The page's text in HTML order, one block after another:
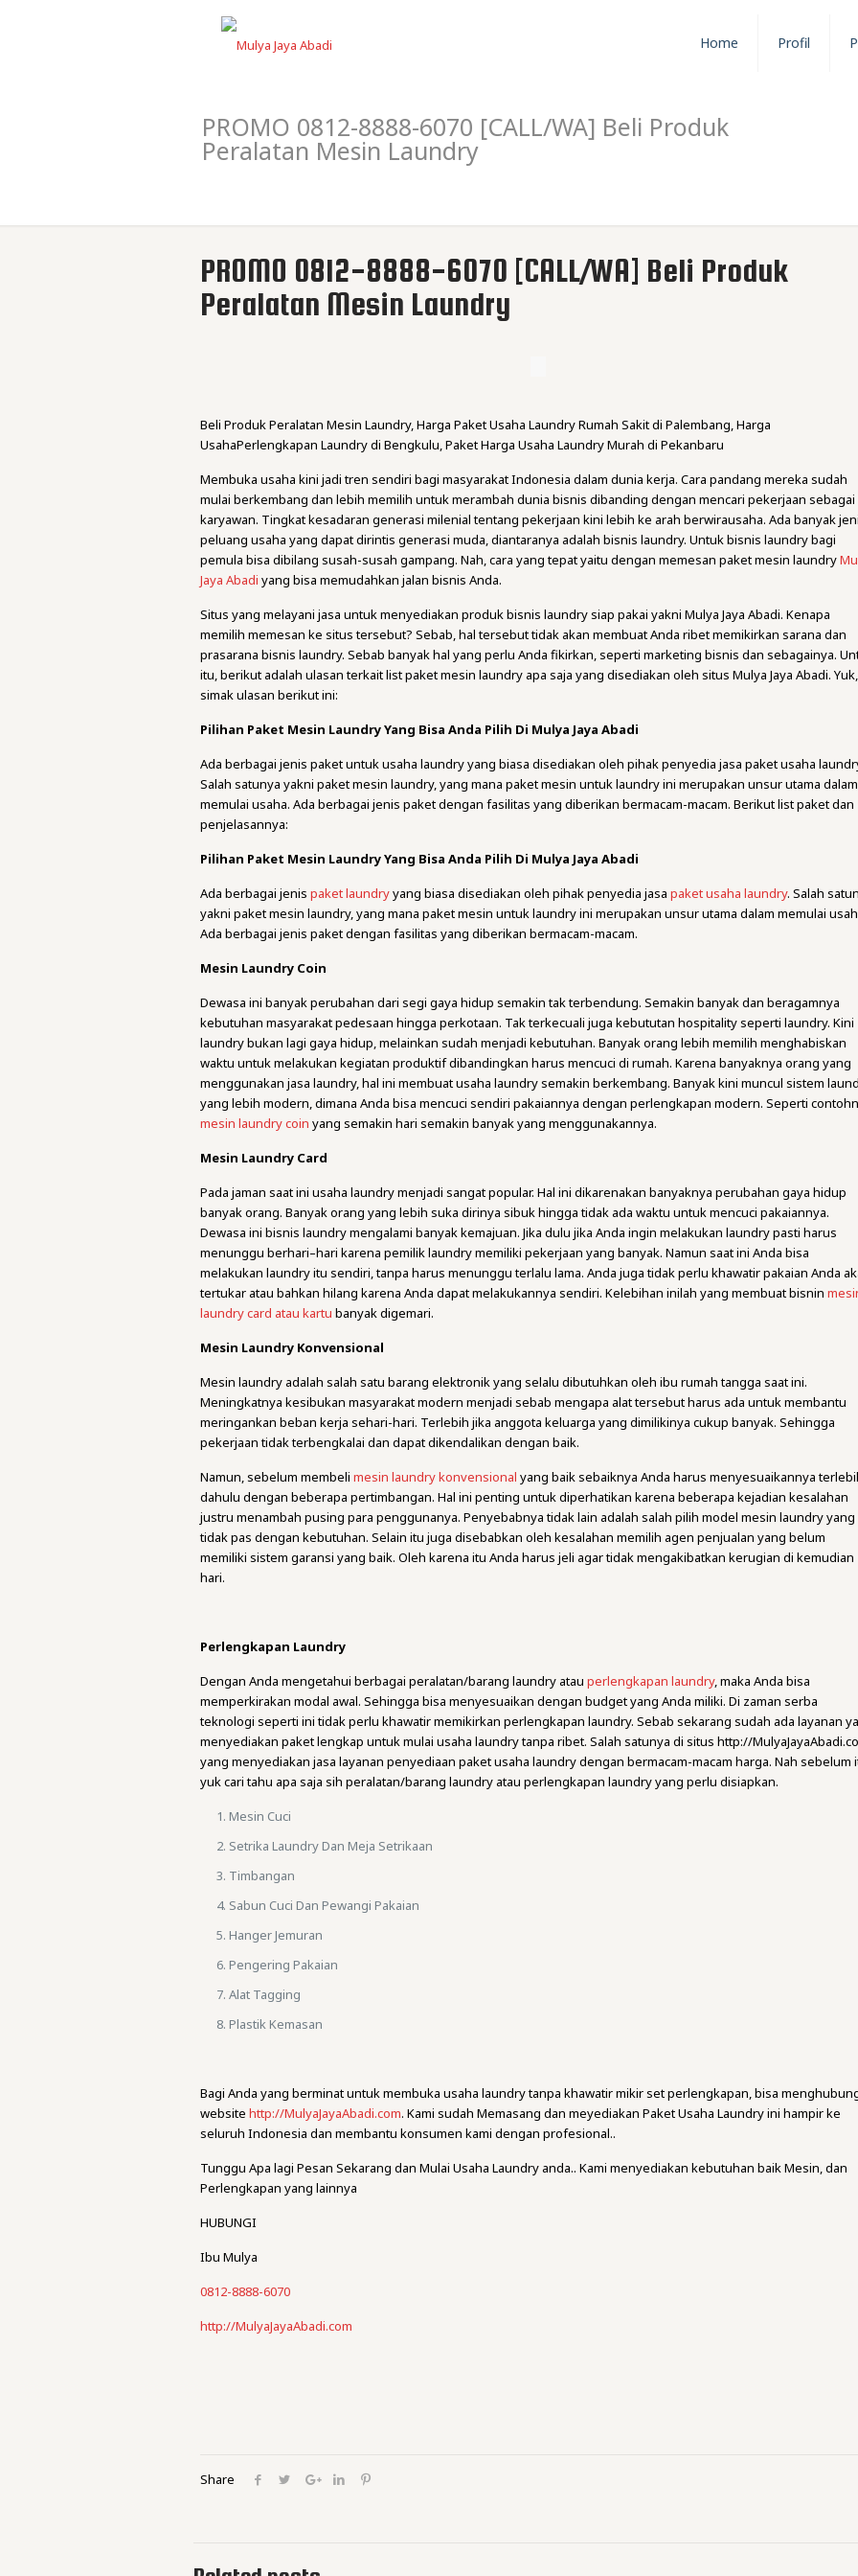
Home Profil
PROMO 0812-8888-6070 [CALL/WA] Beli Produk
Peralatan Mesin Laundry
PROMO 0812-8888-6070 [CALL/WA] Beli Produk
Peralatan Mesin Laundry
Beli Produk Peralatan Mesin Laundry, Harga Paket Usaha Laundry Rumah Sakit di Palembang, Harga
UsahaPerlengkapan Laundry di Bengkulu, Paket Harga Usaha Laundry Murah di Pekanbaru
Membuka usaha kini jadi tren sendiri bagi masyarakat Indonesia dalam dunia kerja. Cara pandang mereka sudah
mulai berkembang dan lebih memilih untuk merambah dunia bisnis dibanding dengan mencari pekerjaan sebagai
karyawan. Tingkat kesadaran generasi milenial tentang pekerjaan kini lebih ke arah berwirausaha. Ada banyak
peluang usaha yang dapat dirintis generasi muda, diantaranya adalah bisnis laundry. Untuk bisnis laundry bagi
pemula bisa dibilang susah-susah gampang. Nah, cara yang tepat yaitu dengan memesan paket mesin laundry
Jaya Abadi yang bisa memudahkan jalan bisnis Anda.
Situs yang melayani jasa untuk menyediakan produk bisnis laundry siap pakai yakni Mulya Jaya Abadi. Kenapa
memilih memesan ke situs tersebut? Sebab, hal tersebut tidak akan membuat Anda ribet memikirkan sarana dan
prasarana bisnis laundry. Sebab banyak hal yang perlu Anda fikirkan, seperti marketing bisnis dan sebagainya.
itu, berikut adalah ulasan terkait list paket mesin laundry apa saja yang disediakan oleh situs Mulya Jaya Abadi. Yuk,
simak ulasan berikut ini:
Pilihan Paket Mesin Laundry Yang Bisa Anda Pilih Di Mulya Jaya Abadi
Ada berbagai jenis paket untuk usaha laundry yang biasa disediakan oleh pihak penyedia jasa paket usaha
Salah satunya yakni paket mesin laundry, yang mana paket mesin untuk laundry ini merupakan unsur utama dalam
memulai usaha. Ada berbagai jenis paket dengan fasilitas yang diberikan bermacam-macam. Berikut list paket dan
penjelasannya:
Pilihan Paket Mesin Laundry Yang Bisa Anda Pilih Di Mulya Jaya Abadi
Ada berbagai jenispaket laundryyang biasa disediakan oleh pihak penyedia jasapaket usaha laundry. Salah
yakni paket mesin laundry, yang mana paket mesin untuk laundry ini merupakan unsur utama dalam memulai
Ada berbagai jenis paket dengan fasilitas yang diberikan bermacam-macam.
Mesin Laundry Coin
Dewasa ini banyak perubahan dari segi gaya hidup semakin tak terbendung. Semakin banyak dan beragamnya
kebutuhan masyarakat pedesaan hingga perkotaan. Tak terkecuali juga kebututan hospitality seperti laundry. Kini
laundry bukan lagi gaya hidup, melainkan sudah menjadi kebutuhan. Banyak orang lebih memilih menghabiskan
waktu untuk melakukan kegiatan produktif dibandingkan harus mencuci di rumah. Karena banyaknya orang yang
menggunakan jasa laundry, hal ini membuat usaha laundry semakin berkembang. Banyak kini muncul sistem
yang lebih modern, dimana Anda bisa mencuci sendiri pakaiannya dengan perlengkapan modern. Seperti
mesin laundry coin yang semakin hari semakin banyak yang menggunakannya.
Mesin Laundry Card
Pada jaman saat ini usaha laundry menjadi sangat popular. Hal ini dikarenakan banyaknya perubahan gaya hidup
banyak orang. Banyak orang yang lebih suka dirinya sibuk hingga tidak ada waktu untuk mencuci pakaiannya.
Dewasa ini bisnis laundry mengalami banyak kemajuan. Jika dulu jika Anda ingin melakukan laundry pasti harus
menunggu berhari–hari karena pemilik laundry memiliki pekerjaan yang banyak. Namun saat ini Anda bisa
melakukan laundry itu sendiri, tanpa harus menunggu terlalu lama. Anda juga tidak perlu khawatir pakaian Anda
tertukar atau bahkan hilang karena Anda dapat melakukannya sendiri. Kelebihan inilah yang membuat bisnin
laundry card atau kartu banyak digemari.
Mesin Laundry Konvensional
Mesin laundry adalah salah satu barang elektronik yang selalu dibutuhkan oleh ibu rumah tangga saat ini.
Meningkatnya kesibukan masyarakat modern menjadi sebab mengapa alat tersebut harus ada untuk membantu
meringankan beban kerja sehari-hari. Terlebih jika anggota keluarga yang dimilikinya cukup banyak. Sehingga
pekerjaan tidak terbengkalai dan dapat dikendalikan dengan baik.
Namun, sebelum membelimesin laundry konvensional yang baik sebaiknya Anda harus menyesuaikannya
dahulu dengan beberapa pertimbangan. Hal ini penting untuk diperhatikan karena beberapa kejadian kesalahan
justru menambah pusing para penggunanya. Penyebabnya tidak lain adalah salah pilih model mesin laundry yang
tidak pas dengan kebutuhan. Selain itu juga disebabkan oleh kesalahan memilih agen penjualan yang belum
memiliki sistem garansi yang baik. Oleh karena itu Anda harus jeli agar tidak mengakibatkan kerugian di kemudian
hari.
Perlengkapan Laundry
Dengan Anda mengetahui berbagai peralatan/barang laundry atauperlengkapan laundry, maka Anda bisa
memperkirakan modal awal. Sehingga bisa menyesuaikan dengan budget yang Anda miliki. Di zaman serba
teknologi seperti ini tidak perlu khawatir memikirkan perlengkapan laundry. Sebab sekarang sudah ada layanan
menyediakan paket lengkap untuk mulai usaha laundry tanpa ribet. Salah satunya di situs http://
yang menyediakan jasa layanan penyediaan paket usaha laundry dengan bermacam-macam harga. Nah sebelum
yuk cari tahu apa saja sih peralatan/barang laundry atau perlengkapan laundry yang perlu disiapkan.
Mesin Cuci
Setrika Laundry Dan Meja Setrikaan
Timbangan
Sabun Cuci Dan Pewangi Pakaian
Hanger Jemuran
Pengering Pakaian
Alat Tagging
Plastik Kemasan
Bagi Anda yang berminat untuk membuka usaha laundry tanpa khawatir mikir set perlengkapan, bisa
websitehttp://MulyaJayaAbadi.com. Kami sudah Memasang dan meyediakan Paket Usaha Laundry ini hampir ke
seluruh Indonesia dan membantu konsumen kami dengan profesional..
Tunggu Apa lagi Pesan Sekarang dan Mulai Usaha Laundry anda.. Kami menyediakan kebutuhan baik Mesin, dan
Perlengkapan yang lainnya
HUBUNGI
Ibu Mulya
0812-8888-6070
http://MulyaJayaAbadi.com
Share